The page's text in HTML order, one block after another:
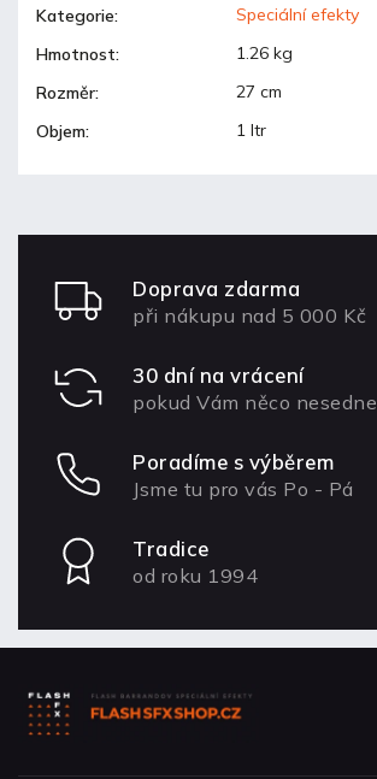
Kategorie:
Speciální efekty
Hmotnost:
1.26 kg
Rozměr:
27 cm
Objem: 1 ltr
Doprava zdarma
při nákupu nad 5 000 Kč
30 dní na vrácení
pokud Vám něco nesedne
Poradíme s výběrem
Jsme tu pro vás Po - Pá
Tradice
od roku 1994